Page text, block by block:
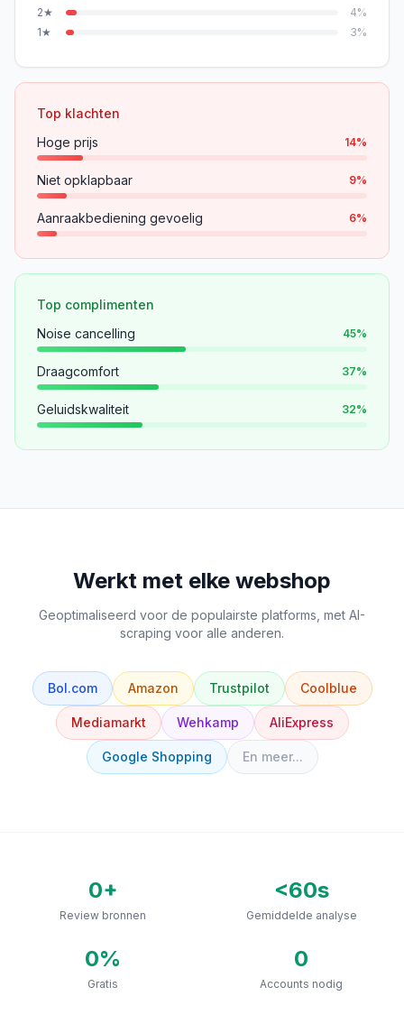
2★ 4%
1★ 3%
Top klachten
Hoge prijs
14%
Niet opklapbaar 9%
Aanraakbediening gevoelig 6%
Top complimenten
Noise cancelling
45%
Draagcomfort 37%
Geluidskwaliteit 32%
Werkt met elke webshop
Geoptimaliseerd voor de populairste platforms, met AI-
scraping voor alle anderen.
Bol.com Amazon Trustpilot Coolblue
Mediamarkt Wehkamp AliExpress
Google Shopping En meer...
0+
Review bronnen
<60s
Gemiddelde analyse
0%
Gratis
0
Accounts nodig